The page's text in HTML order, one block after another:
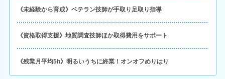
《未経験から育成》ベテラン技師が手取り足取り指導
《資格取得支援》地質調査技師ほか取得費用をサポート
《残業月平均5h》明るいうちに終業！オンオフめりはり